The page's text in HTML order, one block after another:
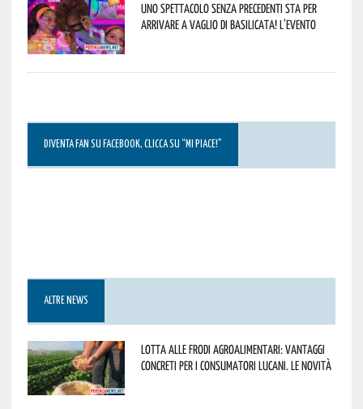
Uno spettacolo senza precedenti sta per
arrivare a Vaglio di Basilicata! L’evento
DIVENTA FAN SU FACEBOOK, CLICCA SU “MI PIACE!”
ALTRE NEWS
Lotta alle frodi agroalimentari: vantaggi
concreti per i consumatori lucani. Le novità